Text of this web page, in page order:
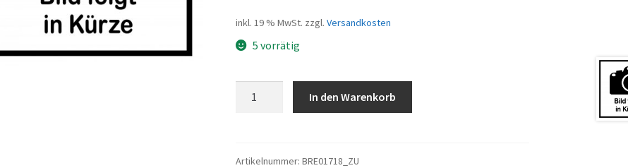
inkl. 19 % MwSt. zzgl. Versandkosten
5 vorrätig
125L
In den Warenkorb
Artikelnummer: BRE01718_ZU